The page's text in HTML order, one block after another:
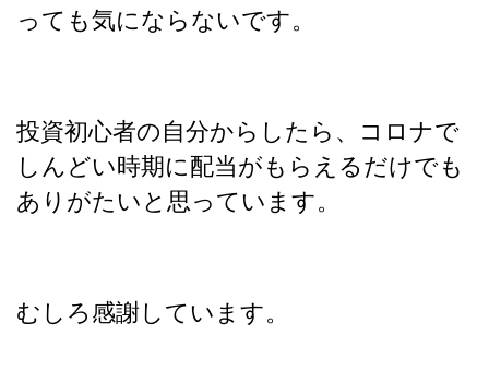
っても気にならないです。
投資初心者の自分からしたら、コロナで
しんどい時期に配当がもらえるだけでも
ありがたいと思っています。
むしろ感謝しています。